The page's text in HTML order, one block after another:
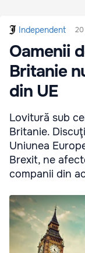
Independent 20
Oamenii
Britanie
din UE
Lovitură sub
Britanie.
Uniunea
Brexit, ne
companii din